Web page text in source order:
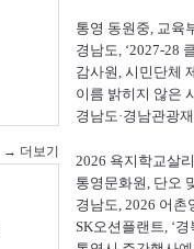
→ 더보기
통영 동원중, 교육
경남도, ‘2027-28
감사원, 시민단체
이름 밝히지 않은
경남도·경남관광
2026 욕지학교살
통영문화원, 단오
경남도, 2026 어
SK오션플랜트, ‘